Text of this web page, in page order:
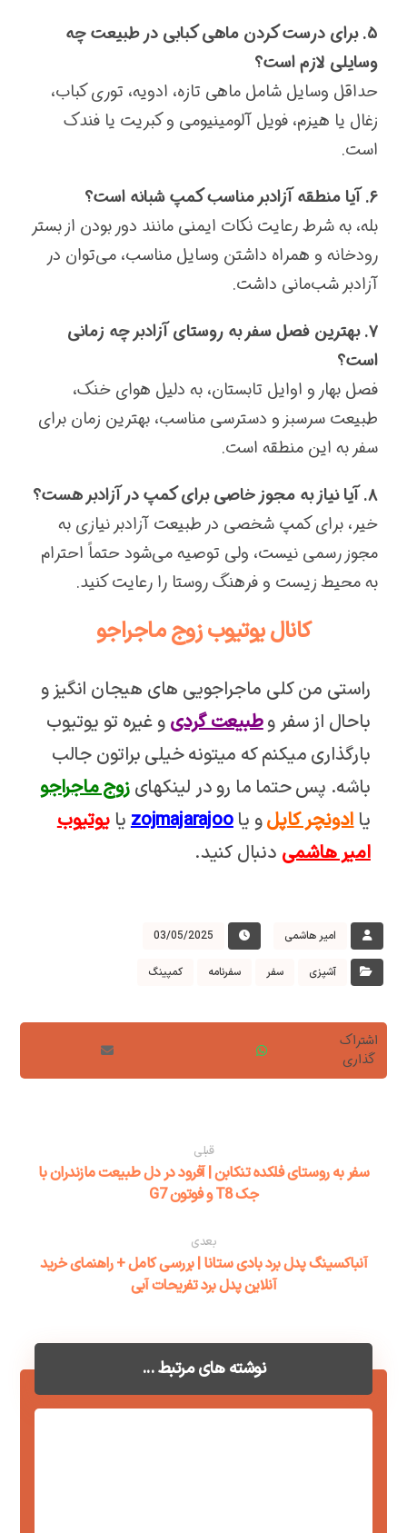
۵. برای درست کردن ماهی کبابی در طبیعت چه
وسایلی لازم است؟
حداقل وسایل شامل ماهی تازه، ادویه، توری کباب،
زغال یا هیزم، فویل آلومینیومی و کبریت یا فندک
است.
۶. آیا منطقه آزادبر مناسب کمپ شبانه است؟
بله، به شرط رعایت نکات ایمنی مانند دور بودن از بستر
رودخانه و همراه داشتن وسایل مناسب، می‌توان در
آزادبر شب‌مانی داشت.
۷. بهترین فصل سفر به روستای آزادبر چه زمانی
است؟
فصل بهار و اوایل تابستان، به دلیل هوای خنک،
طبیعت سرسبز و دسترسی مناسب، بهترین زمان برای
سفر به این منطقه است.
۸. آیا نیاز به مجوز خاصی برای کمپ در آزادبر هست؟
خیر، برای کمپ شخصی در طبیعت آزادبر نیازی به
مجوز رسمی نیست، ولی توصیه می‌شود حتماً احترام
به محیط زیست و فرهنگ روستا را رعایت کنید.
کانال یوتیوب زوج ماجراجو
راستی من کلی ماجراجویی های هیجان انگیز و
باحال از سفر وطبیعت گردی و غیره تو یوتیوب
بارگذاری میکنم که میتونه خیلی براتون جالب
باشه. پس حتما ما رو در لینکهایزوج ماجراجو
یاادونچر کاپلو یاzojmajarajooیایوتیوب
امیر هاشمی دنبال کنید.
امیر هاشمی 03/05/2025
آشپزی سفر سفرنامه کمپینگ
قبلی
سفر به روستای فلکده تنکابن | آفرود در دل طبیعت مازندران با
جک T8 و فوتون G7
بعدی
آنباکسینگ پدل برد بادی ستانا | بررسی کامل + راهنمای خرید
آنلاین پدل برد تفریحات آبی
نوشته های مرتبط ...